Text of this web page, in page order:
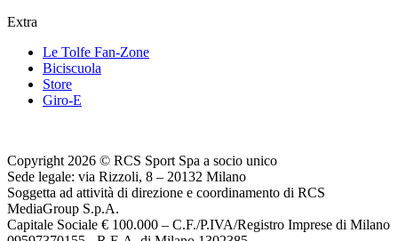
Extra
Le Tolfe Fan-Zone
Biciscuola
Store
Giro-E
Copyright 2026 © RCS Sport Spa a socio unico
Sede legale: via Rizzoli, 8 – 20132 Milano
Soggetta ad attività di direzione e coordinamento di RCS
MediaGroup S.p.A.
Capitale Sociale € 100.000 – C.F./P.IVA/Registro Imprese di Milano